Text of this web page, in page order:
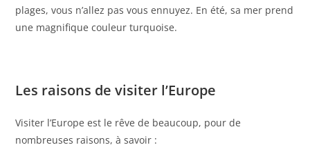
plages, vous n’allez pas vous ennuyez. En été, sa mer prend
une magnifique couleur turquoise.
Les raisons de visiter l’Europe
Visiter l’Europe est le rêve de beaucoup, pour de
nombreuses raisons, à savoir :